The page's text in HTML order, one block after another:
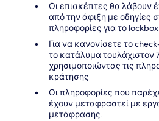
Οι επισκέπτες θα λάβουν
από την άφιξη με οδηγίες
πληροφορίες για το
Για να κανονίσετε το
το κατάλυμα τουλάχιστον
χρησιμοποιώντας τις
κράτησης
Οι πληροφορίες που
έχουν μεταφραστεί με
μετάφρασης.